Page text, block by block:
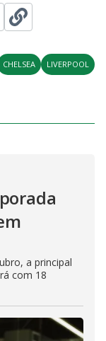
CHELSEA LIVERPOOL
a principal
com 18